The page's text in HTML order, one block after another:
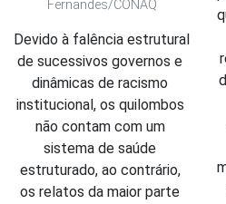
Fernandes/CONAQ
Devido à falência estrutural
de sucessivos governos e
dinâmicas de racismo
institucional, os quilombos
não contam com um
sistema de saúde
estruturado, ao contrário,
os relatos da maior parte